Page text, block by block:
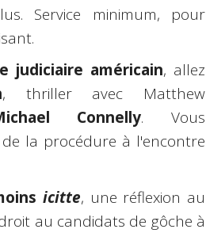
Service minimum, pour
judiciaire américain, allez
, thriller avec Matthew
Connelly. Vous
la procédure à l'encontre
icitte, une réflexion au
au candidats de gôche à